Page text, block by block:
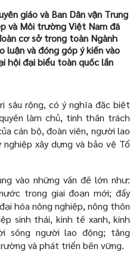
giáo và Ban Dân vận Trung
và Môi trường Việt Nam đã
cơ sở trong toàn Ngành
và đóng góp ý kiến vào
hội đại biểu toàn quốc lần
sâu rộng, có ý nghĩa đặc biệt
làm chủ, tinh thần trách
cán bộ, đoàn viên, người lao
xây dựng và bảo vệ Tổ
vào những vấn đề lớn như:
trong giai đoạn mới; đẩy
hóa nông nghiệp, nông thôn
sinh thái, kinh tế xanh, kinh
sống người lao động; tăng
và phát triển bền vững.